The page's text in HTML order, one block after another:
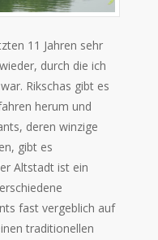
11 Jahren sehr
durch die ich
Rikschas gibt es
herum und
deren winzige
gibt es
Altstadt ist ein
fast vergeblich auf
traditionellen